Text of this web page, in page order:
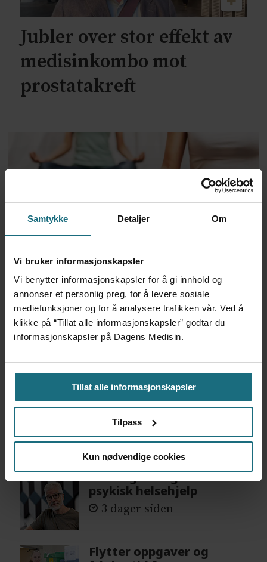
Samtykke Detaljer Om
Vi bruker informasjonskapsler
Vi benytter informasjonskapsler for å gi innhold og
annonser et personlig preg, for å levere sosiale
mediefunksjoner og for å analysere trafikken vår. Ved å
klikke på “Tillat alle informasjonskapsler” godtar du
informasjonskapsler på Dagens Medisin.
Tillat alle informasjonskapsler
Tilpass
Kun nødvendige cookies
Jubler over stor effekt av
medisinkombo mot
prostatakreft
Studie: Yoga lindret vanlige
senskader hos
kreftoverlevere
DEBATT KREFT
LUNGEKREFT
SCREENING
Mest lest siste syv dager:
Vi trenger en grunnlov for
psykisk helsehjelp
3 dager siden
Flytter oppgaver og